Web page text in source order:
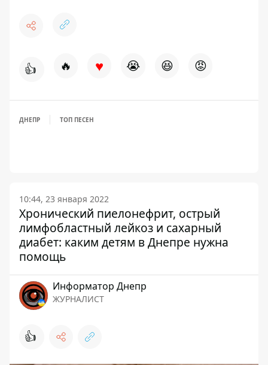
👍 🔥 ♥ 😭 😆 😡
ДНЕПР ТОП ПЕСЕН
10:44, 23 января 2022
Хронический пиелонефрит, острый
лимфобластный лейкоз и сахарный
диабет: каким детям в Днепре нужна
помощь
Информатор Днепр
ЖУРНАЛИСТ
👍